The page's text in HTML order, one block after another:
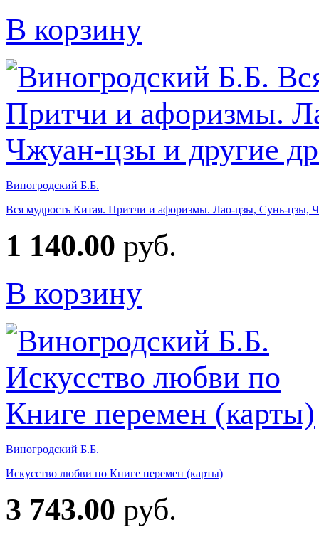
В корзину
Виногродский Б.Б.
Вся мудрость Китая. Притчи и афоризмы. Лао-цзы, Сунь-цзы,
1 140.00 руб.
В корзину
Виногродский Б.Б.
Искусство любви по Книге перемен (карты)
3 743.00 руб.